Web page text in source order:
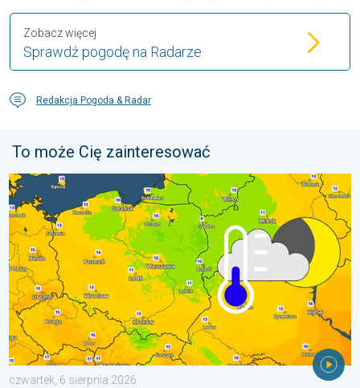
Sprawdź pogodę na Radarze
Zobacz więcej
Redakcja Pogoda & Radar
To może Cię zainteresować
Wracają rześkie noce. Chłodniejsze powietrze. . . czwartek, 6
czwartek, 6 sierpnia 2026